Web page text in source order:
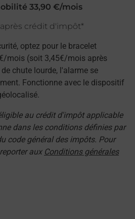
33,90 €/mois
après crédit d'impôt*
optez pour le bracelet
mois (soit 3,45€/mois après
chute lourde, l'alarme se
Fonctionne avec le dispositif
au crédit d'impôt applicable
dans les conditions définies par
code général des impôts. Pour
aux Conditions générales
nouvel onglet